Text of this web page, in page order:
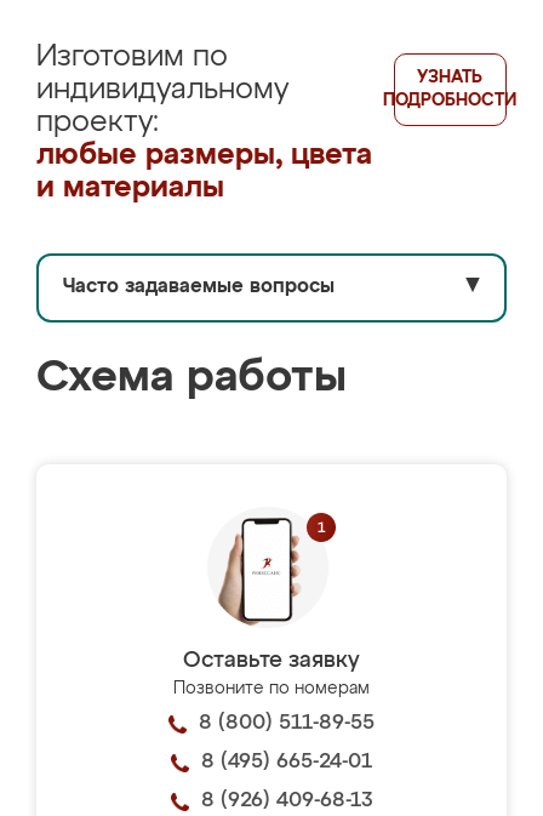
Изготовим по
индивидуальному
проекту:
любые размеры, цвета
и материалы
УЗНАТЬ
ПОДРОБНОСТИ
Часто задаваемые вопросы ▼
Схема работы
Оставьте заявку
Позвоните по номерам
8 (800) 511-89-55
8 (495) 665-24-01
8 (926) 409-68-13